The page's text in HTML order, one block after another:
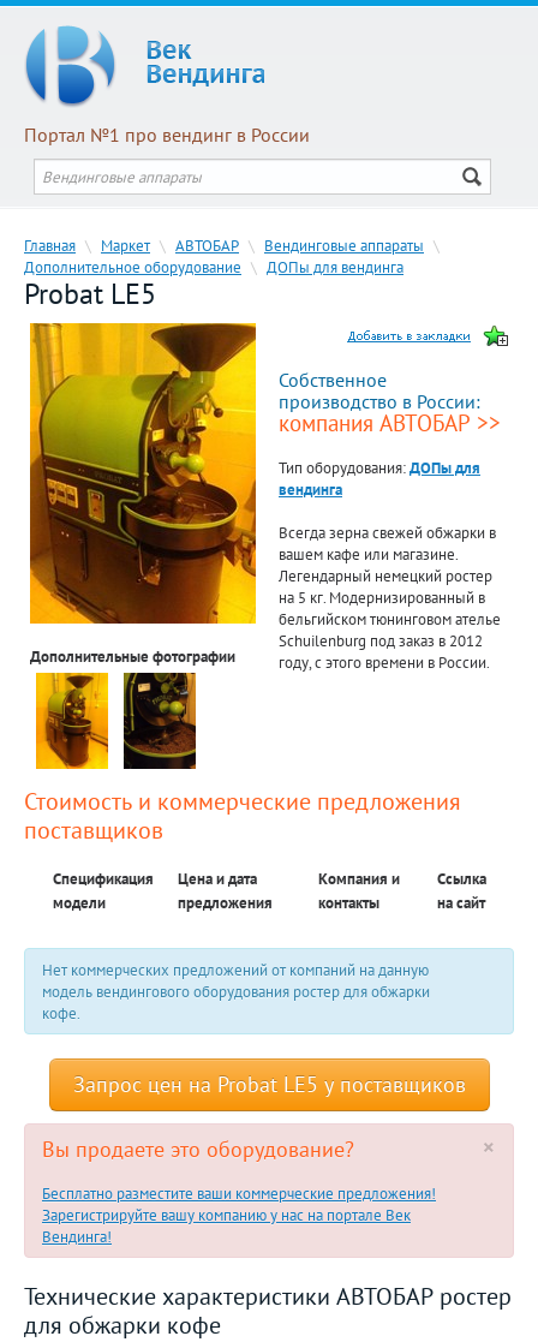
Портал №1 про вендинг в России
Главная \ Маркет \ АВТОБАР \ Вендинговые аппараты \
Дополнительное оборудование \ ДОПы для вендинга
Probat LE5
Дополнительные фотографии
Собственное
производство в России:
компания АВТОБАР >>
Тип оборудования:ДОПы для
вендинга
Всегда зерна свежей обжарки в
вашем кафе или магазине.
Легендарный немецкий ростер
на 5 кг. Модернизированный в
бельгийском тюнинговом ателье
Schuilenburg под заказ в 2012
году, с этого времени в России.
Стоимость и коммерческие предложения
поставщиков
Спецификация
модели
Цена и дата
предложения
Компания и
контакты
Ссылка
на сайт
Нет коммерческих предложений от компаний на данную
модель вендингового оборудования ростер для обжарки
кофе.
Запрос цен на Probat LE5 у поставщиков
×
Вы продаете это оборудование?
Бесплатно разместите ваши коммерческие предложения!
Зарегистрируйте вашу компанию у нас на портале Век
Вендинга!
Технические характеристики АВТОБАР ростер
для обжарки кофе